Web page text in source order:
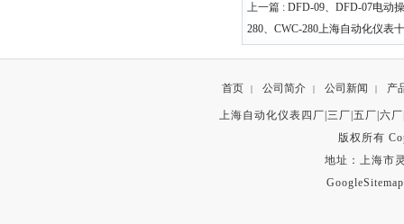
上一篇 : DFD-09、DFD-07电动
280、CWC-280上海自动化仪表
首页 | 公司简介 | 公司新闻 | 产
上海自动化仪表四厂|三厂|五厂|六
版权所有
地址：上海市
GoogleSitemap